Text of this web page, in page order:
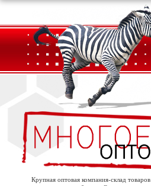
Крупная оптовая компания-склад товаров